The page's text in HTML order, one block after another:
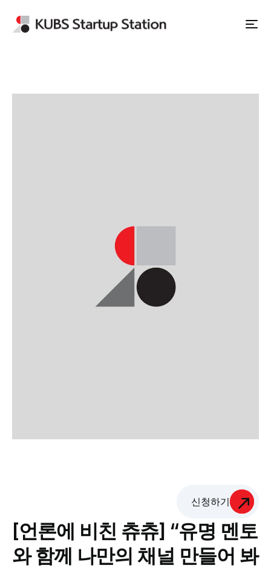
Apply to Station
신청하기
[언론에 비친 츄츄] “유명 멘토
와 함께 나만의 채널 만들어 봐